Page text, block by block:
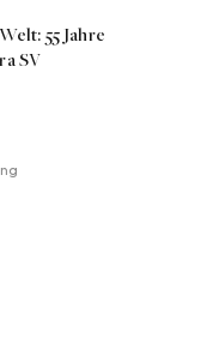
55 Jahre
SV